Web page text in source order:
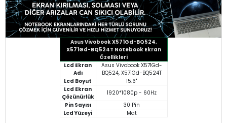
Asus Vivobook X571Gd-BQ524,
X571Gd-BQ524T Notebook Ekran
Özellikleri
Lcd Ekran
Adı
Asus Vivobook X571Gd-
BQ524, X571Gd-BQ524T
Lcd Boyut
15.6"
Lcd Ekran
Çözünürlük
1920*1080p - 60Hz
Pin Sayısı
30 Pin
Lcd Yüzeyi
Mat